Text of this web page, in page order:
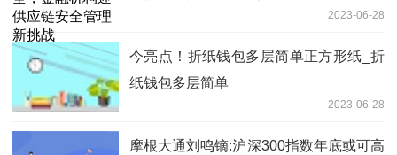
2023-06-28
今亮点！折纸钱包多层简单正方形纸_折
纸钱包多层简单
2023-06-28
摩根大通刘鸣镝:沪深300指数年底或可高